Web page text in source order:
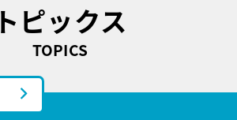
トピックス
TOPICS